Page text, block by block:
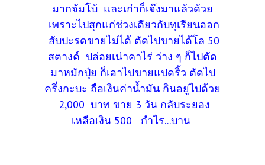
มากจัมโบ้ และเก๋าก็เจ๊งมาแล้วด้วย
เพราะไปสุกแก่ช่วงเดียวกับทุเรียนออก
สับปะรดขายไม่ได้ ตัดไปขายได้โล 50
สตางค์ ปล่อยเน่าคาไร่ ว่าง ๆ ก็ไปตัด
มาหมักปุ๋ย ก็เอาไปขายแปดริ้ว ตัดไป
ครึ่งกะบะ ถือเงินค่าน้ำมัน กินอยู่ไปด้วย
2,000 บาท ขาย 3 วัน กลับระยอง
เหลือเงิน 500 กำไร...บาน